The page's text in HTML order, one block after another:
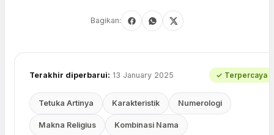
Bagikan:
Terakhir diperbarui: 13 January 2025 ✓ Terpercaya
Tetuka Artinya Karakteristik Numerologi
Makna Religius Kombinasi Nama